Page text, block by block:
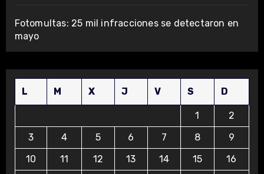
Fotomultas: 25 mil infracciones se detectaron en
mayo
L M X J V S D
1
2
3
4 5 6 7 8
9
10
11 12 13 14 15
16